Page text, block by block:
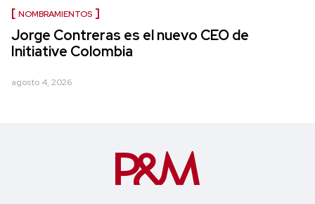
NOMBRAMIENTOS
Jorge Contreras es el nuevo CEO de
Initiative Colombia
agosto 4, 2026